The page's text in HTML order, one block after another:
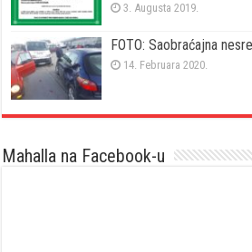
3. Augusta 2019.
FOTO: Saobraćajna
14. Februara 2020.
Mahalla na Facebook-u